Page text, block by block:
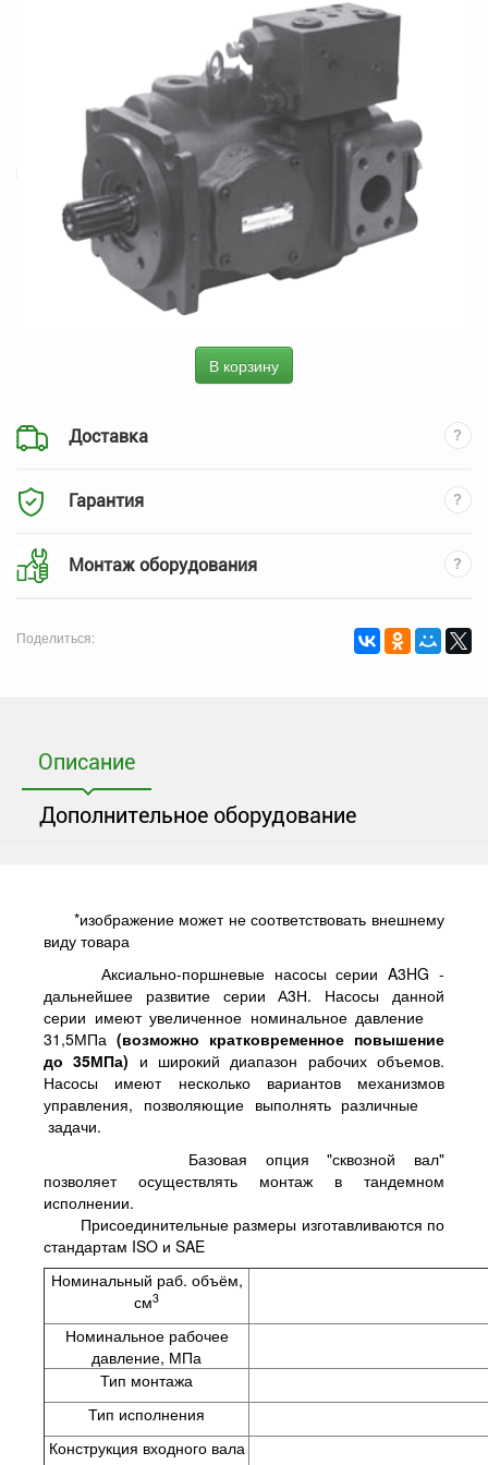
В корзину
Доставка
Гарантия
Монтаж оборудования
Поделиться:
Описание
Дополнительное оборудование
*изображение может не соответствовать внешнему
виду товара
Аксиально-поршневые насосы серии A3HG -
дальнейшее развитие серии А3Н. Насосы данной
серии имеют увеличенное номинальное давление
31,5МПа (возможно кратковременное повышение
до 35МПа) и широкий диапазон рабочих объемов.
Насосы имеют несколько вариантов механизмов
управления, позволяющие выполнять различные
задачи.
Базовая опция "сквозной вал"
позволяет осуществлять монтаж в тандемном
исполнении.
Присоединительные размеры изготавливаются по
стандартам ISO и SAE
Номинальный раб. объём,
см3
Номинальное рабочее
давление, МПа
Тип монтажа
Тип исполнения
Конструкция входного вала